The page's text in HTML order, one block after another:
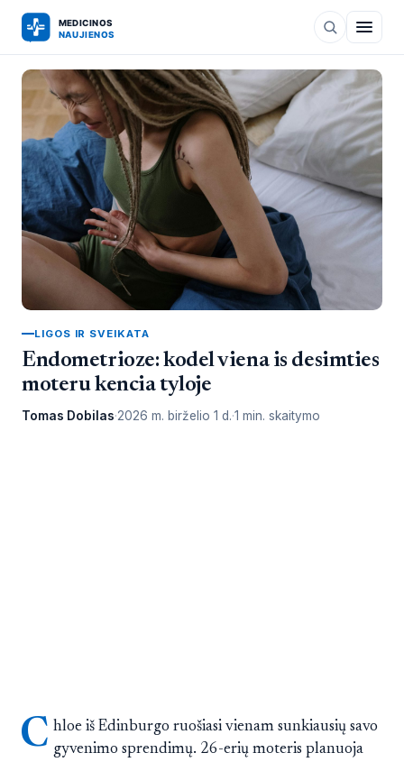
LIGOS IR SVEIKATA
Endometrioze: kodel viena is desimties
moteru kencia tyloje
Tomas Dobilas 2026 m. birželio 1 d. 1 min. skaitymo
C hloe iš Edinburgo ruošiasi vienam sunkiausių savo
gyvenimo sprendimų. 26-erių moteris planuoja